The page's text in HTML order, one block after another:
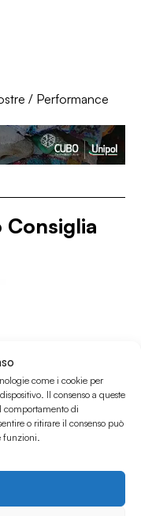
come i cookie per
Il consenso a queste
comportamento di
o ritirare il consenso può
funzioni.
/ Performance
Consiglia